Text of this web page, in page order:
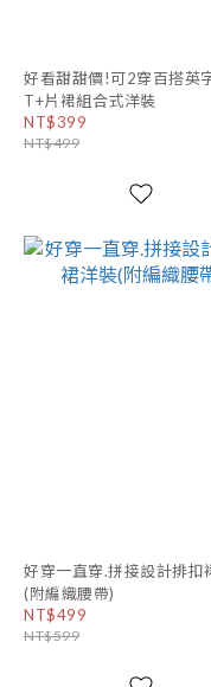
好看甜甜價!可2穿百搭英
T+片裙組合式洋裝
NT$399
NT$499
好穿一直穿.拼接設計排扣
(附編織腰帶)
NT$499
NT$599